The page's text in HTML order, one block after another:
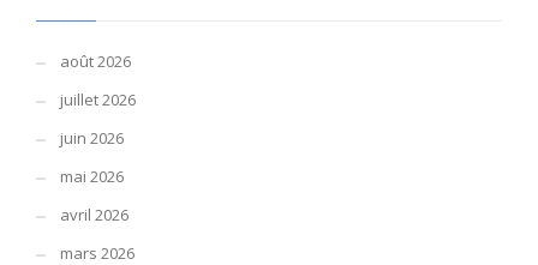
août 2026
juillet 2026
juin 2026
mai 2026
avril 2026
mars 2026